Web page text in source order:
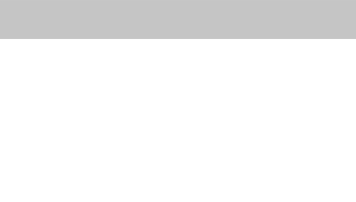
Цели урока: